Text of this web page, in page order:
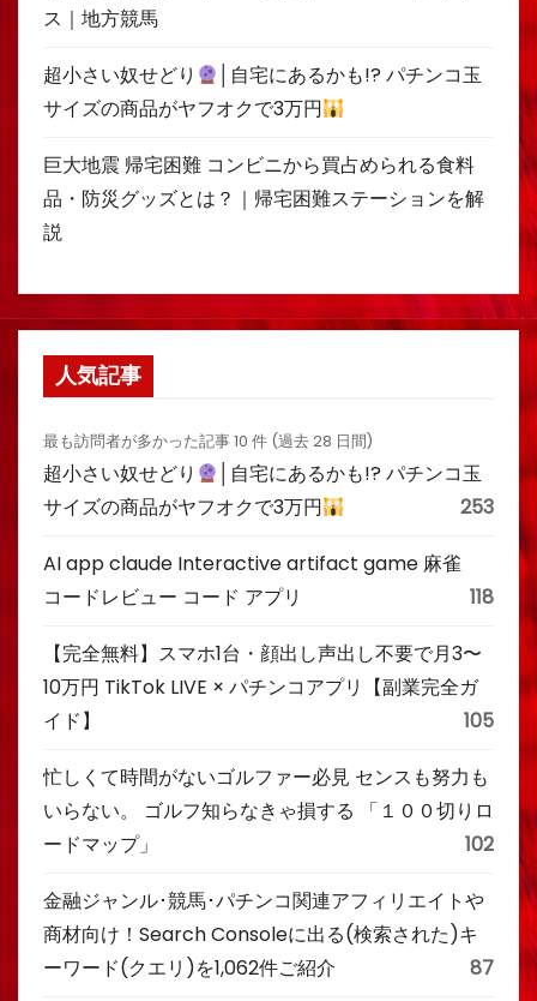
ス｜地方競馬
超小さい奴せどり
│自宅にあるかも!? パチンコ玉
サイズの商品がヤフオクで3万円
巨大地震 帰宅困難 コンビニから買占められる食料
品・防災グッズとは？｜帰宅困難ステーションを解
説
人気記事
最も訪問者が多かった記事 10 件 (過去 28 日間)
超小さい奴せどり
│自宅にあるかも!? パチンコ玉
サイズの商品がヤフオクで3万円
253
AI app claude Interactive artifact game 麻雀
コードレビュー コード アプリ
118
【完全無料】スマホ1台・顔出し声出し不要で月3〜
10万円 TikTok LIVE × パチンコアプリ【副業完全ガ
イド】
105
忙しくて時間がないゴルファー必見 センスも努力も
いらない。 ゴルフ知らなきゃ損する 「１００切りロ
ードマップ」
102
金融ジャンル･競馬･パチンコ関連アフィリエイトや
商材向け！Search Consoleに出る(検索された)キ
ーワード(クエリ)を1,062件ご紹介
87